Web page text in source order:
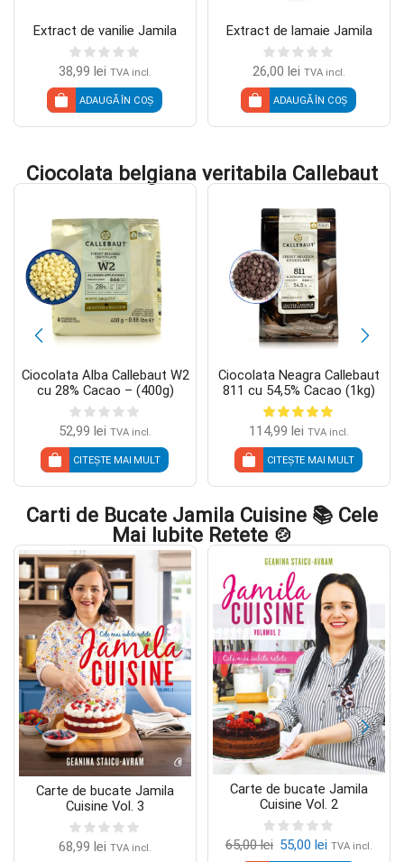
Extract de vanilie Jamila
38,99 lei TVA incl.
ADAUGĂ ÎN COȘ
Extract de lamaie Jamila
26,00 lei TVA incl.
ADAUGĂ ÎN COȘ
Ciocolata belgiana veritabila Callebaut
Ciocolata Alba Callebaut W2
cu 28% Cacao – (400g)
52,99 lei TVA incl.
CITEȘTE MAI MULT
Ciocolata Neagra Callebaut
811 cu 54,5% Cacao (1kg)
114,99 lei TVA incl.
CITEȘTE MAI MULT
Carti de Bucate Jamila Cuisine 📚 Cele
Mai Iubite Retete 🍲
Carte de bucate Jamila
Cuisine Vol. 3
68,99 lei TVA incl.
Carte de bucate Jamila
Cuisine Vol. 2
65,00lei 55,00 lei TVA incl.